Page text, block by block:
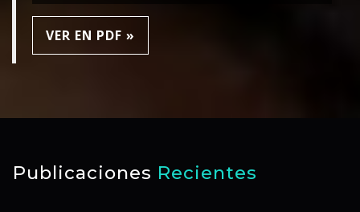
VER EN PDF »
Publicaciones Recientes